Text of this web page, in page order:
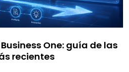
One: guía de las
recientes